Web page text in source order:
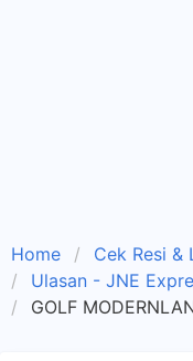
Home
Cek Resi &
Ulasan - JNE
GOLF